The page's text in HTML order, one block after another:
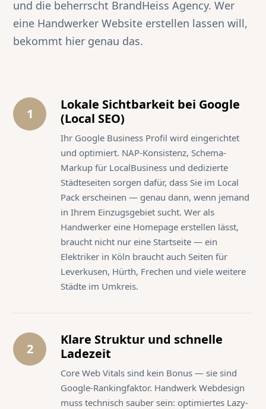
und die beherrscht BrandHeiss Agency. Wer
eine Handwerker Website erstellen lassen will,
bekommt hier genau das.
1
Lokale Sichtbarkeit bei Google
(Local SEO)
Ihr Google Business Profil wird eingerichtet
und optimiert. NAP-Konsistenz, Schema-
Markup für LocalBusiness und dedizierte
Städteseiten sorgen dafür, dass Sie im Local
Pack erscheinen — genau dann, wenn jemand
in Ihrem Einzugsgebiet sucht. Wer als
Handwerker eine Homepage erstellen lässt,
braucht nicht nur eine Startseite — ein
Elektriker in Köln braucht auch Seiten für
Leverkusen, Hürth, Frechen und viele weitere
Städte im Umkreis.
2
Klare Struktur und schnelle
Ladezeit
Core Web Vitals sind kein Bonus — sie sind
Google-Rankingfaktor. Handwerk Webdesign
muss technisch sauber sein: optimiertes Lazy-